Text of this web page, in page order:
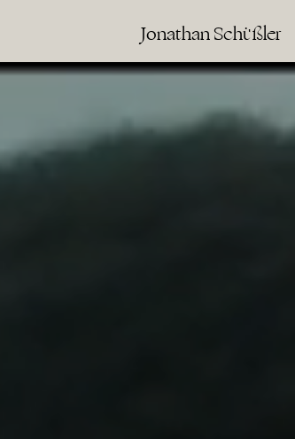
Jonathan Schüßler